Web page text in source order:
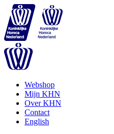
Webshop
Mijn KHN
Over KHN
Contact
English